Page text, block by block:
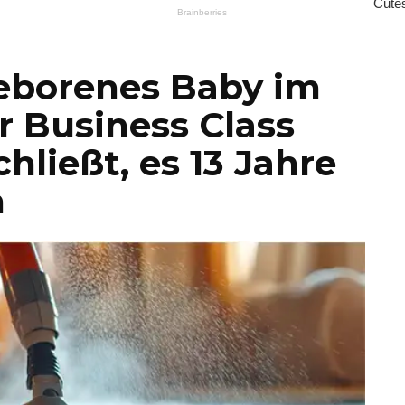
Baby im
Business Class
es 13 Jahre